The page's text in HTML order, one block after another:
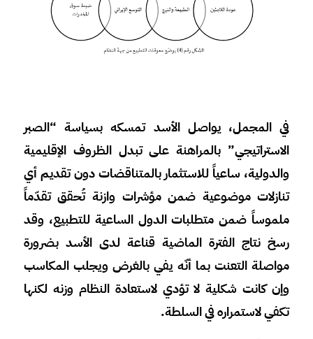
في المجمل، يواصل الأسد تمسكه بسياسة “الصبر
الاستراتيجي” بالمراهنة على تبدل الظروف الإقليمية
والدولية، ساعياً للاستثمار بالمتناقضات دون تقديم أي
تنازلات موضوعية ضمن مؤشرات وازنة تُحقق تقدّماً
ملموساً ضمن متطلبات الدول الساعية للتطبيع، وقد
رسخ نتاج الفترة الماضية قناعة لدى الأسد بضرورة
مواصلة التعنت بما أنّه يفي بالغرض ويجلب المكاسب
وإن كانت شكلية لا تؤدي لاستعادة النظام وزنه لكنها
تكفي لاستمراره في السلطة.